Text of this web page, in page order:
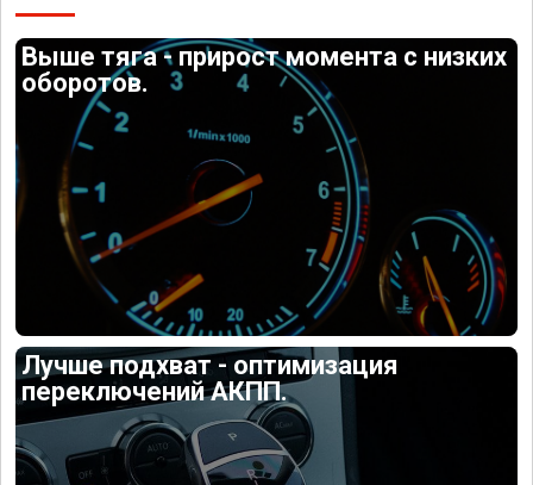
Выше тяга - прирост момента с низких
оборотов.
Лучше подхват - оптимизация
переключений АКПП.